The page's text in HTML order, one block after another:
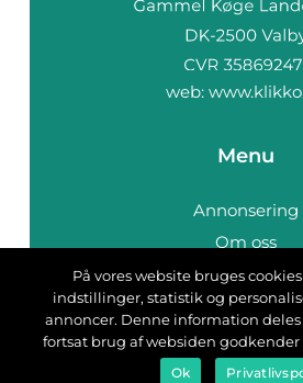
web:
Menu
Annonsering
Om oss
Cookies
Kontakta oss
Sitemap
På vores website bruges
indstillinger, statistik og
annoncer. Denne information
fortsat brug af websiden
Ok